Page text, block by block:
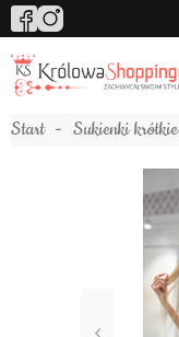
Start Sukienki krótkie